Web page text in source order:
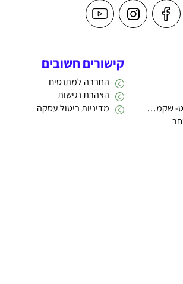
מרכז נוער גאדג'ט- שקמה 22
קישורים חשובים
החברה למתנסים
הצהרת נגישות
מדיניות ביטול עסקה